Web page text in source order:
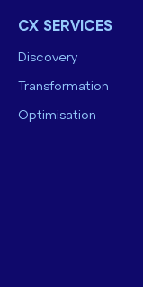
CX SERVICES
Discovery
Transformation
Optimisation